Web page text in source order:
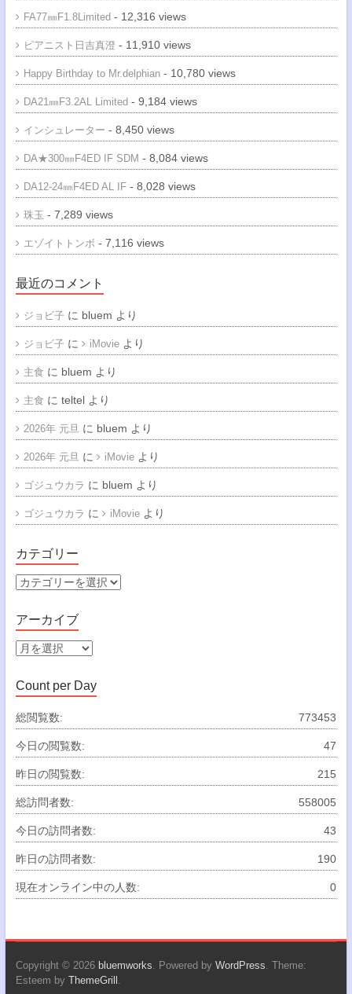
FA77㎜F1.8Limited- 12,316 views
ピアニスト日吉真澄 - 11,910 views
Happy Birthday to Mr.delphian- 10,780 views
DA21㎜F3.2AL Limited- 9,184 views
インシュレーター - 8,450 views
DA★300㎜F4ED IF SDM - 8,084 views
DA12-24㎜F4ED AL IF- 8,028 views
珠玉 - 7,289 views
エゾイトトンボ - 7,116 views
最近のコメント
ジョビ子 に bluem より
ジョビ子 に iMovieより
主食 に bluem より
主食 に teltelより
2026年 元旦に bluem より
2026年 元旦に iMovieより
ゴジュウカラ に bluem より
ゴジュウカラ に iMovieより
カテゴリー
カ
ゴ
リ
ー
アーカイブ
ア
カ
イ
ブ
Count per Day
773453
総閲覧数:
47
今日の閲覧数:
215
昨日の閲覧数:
558005
総訪問者数:
43
今日の訪問者数:
190
昨日の訪問者数:
0
現在オンライン中の人数:
Copyright © 2026 bluemworks. Powered by WordPress. Theme:
Esteem by ThemeGrill .